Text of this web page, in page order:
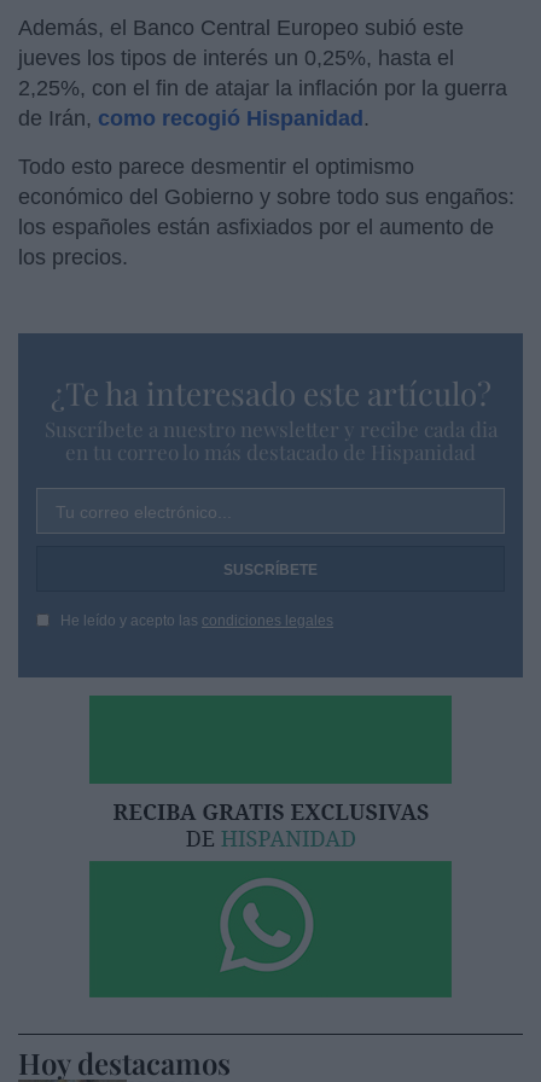
Además, el Banco Central Europeo subió este
jueves los tipos de interés un 0,25%, hasta el
2,25%, con el fin de atajar la inflación por la guerra
de Irán, como recogió Hispanidad.
Todo esto parece desmentir el optimismo
económico del Gobierno y sobre todo sus engaños:
los españoles están asfixiados por el aumento de
los precios.
¿Te ha interesado este artículo?
Suscríbete a nuestro newsletter y recibe cada dia
en tu correo lo más destacado de Hispanidad
Tu correo electrónico...
He leído y acepto las condiciones legales
Hoy destacamos